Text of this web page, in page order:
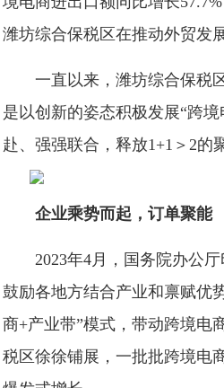
潍坊综合保税区在推动外贸发
一直以来，潍坊综合保税区
是以创新的姿态积极发展“跨
赴、强强联合，释放1+1＞2的
企业乘势而起，订单聚能
2023年4月，国务院办公厅
鼓励各地方结合产业和禀赋优
商+产业带”模式，带动跨境电
税区徐徐铺展，一批批跨境电